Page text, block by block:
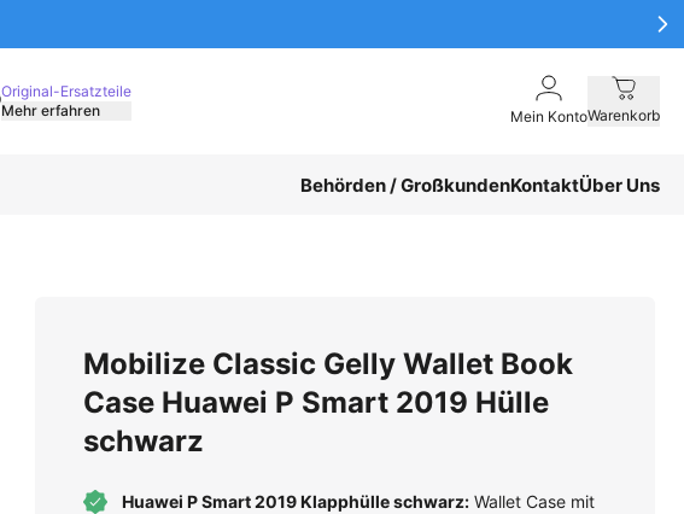
Original-Ersatzteile
Mehr erfahren
Mein KontoWarenkorb
Behörden / GroßkundenKontaktÜber Uns
Mobilize Classic Gelly Wallet Book
Case Huawei P Smart 2019 Hülle
schwarz
Huawei P Smart 2019 Klapphülle schwarz: Wallet Case mit